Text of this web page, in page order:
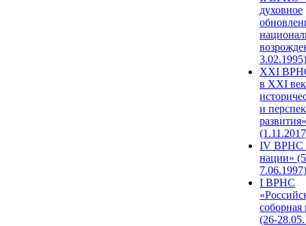
духовное
3.02.1995)
XХI
в XXI
и
развития»
IV ВРНС
нации»
7.06.1997)
I ВРНС
(26-